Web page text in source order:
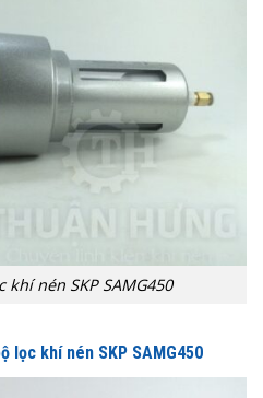
nén SKP SAMG450
lọc khí nén SKP SAMG450